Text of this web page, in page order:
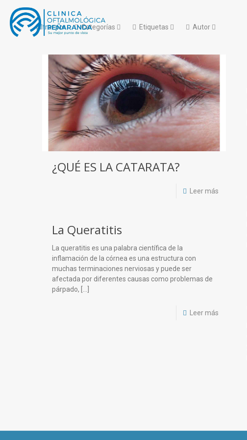
Filtrar por Categorías Etiquetas Autor
¿QUÉ ES LA CATARATA?
Leer más
La Queratitis
La queratitis es una palabra científica de la
inflamación de la córnea es una estructura con
muchas terminaciones nerviosas y puede ser
afectada por diferentes causas como problemas de
párpado,
Leer más